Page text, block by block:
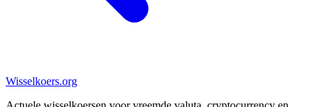
Wisselkoers.org